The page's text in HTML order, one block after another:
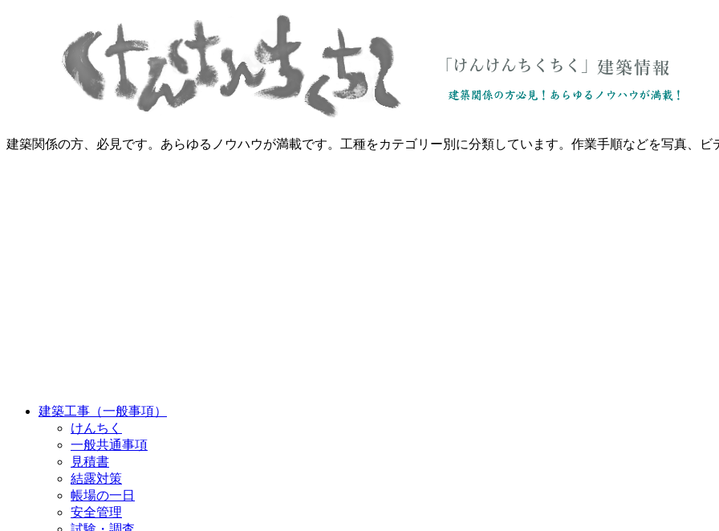
建築関係の方、必見です。あらゆるノウハウが満載です。工種をカテゴリー別に分類しています。作業手順などを写真、ビ
建築工事（一般事項）
けんちく
一般共通事項
見積書
結露対策
帳場の一日
安全管理